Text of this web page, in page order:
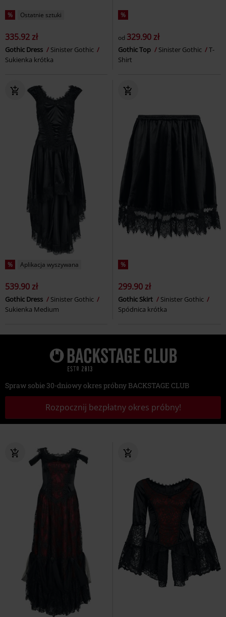
% Ostatnie sztuki
335.92 zł
Gothic Dress
Sinister Gothic
Sukienka krótka
%
od 329.90 zł
Gothic Top Sinister Gothic
T-
Shirt
% Aplikacja wyszywana
539.90 zł
Gothic Dress
Sinister Gothic
Sukienka Medium
%
299.90 zł
Gothic Skirt
Sinister Gothic
Spódnica krótka
Spraw sobie 30-dniowy okres próbny BACKSTAGE CLUB
Rozpocznij bezpłatny okres próbny!